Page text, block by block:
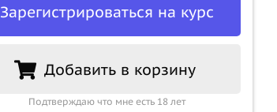
Зарегистрироваться на курс
Добавить в корзину
Подтверждаю что мне есть 18 лет